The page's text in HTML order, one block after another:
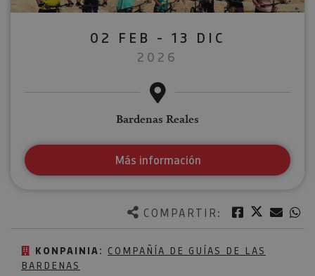
COMPARTIR: Facebook
Twitter
KONPAINIA: COMPAÑÍA DE GUÍAS DE LAS
BARDENAS
02 FEB - 13 DIC
2026
Bardenas Reales
Más información